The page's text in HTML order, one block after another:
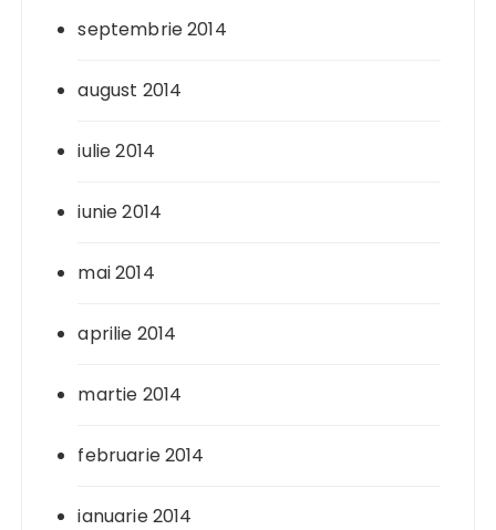
septembrie 2014
august 2014
iulie 2014
iunie 2014
mai 2014
aprilie 2014
martie 2014
februarie 2014
ianuarie 2014